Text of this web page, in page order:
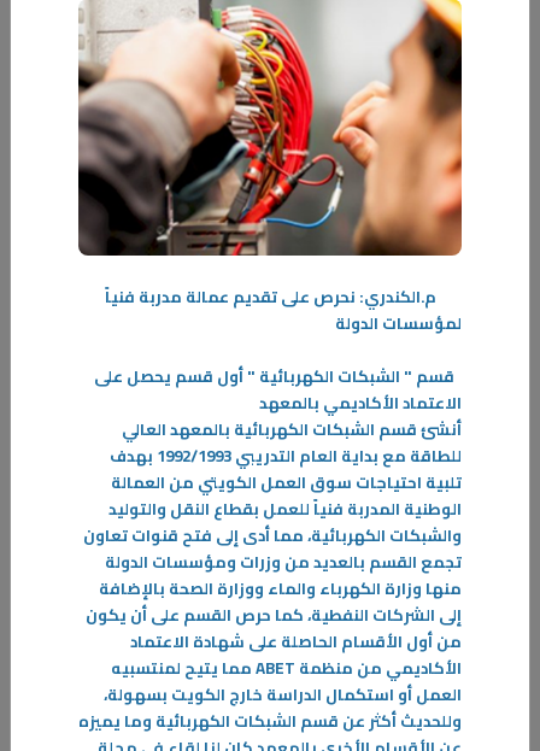
قصــة نجــاح
دائماً ما تسعى دولة الكويت إلى دعم الشباب في شتى المجالات وذلك ترجمةً
لمبادرة صاحب السمو أمير البلاد الراحل الشيخ صباح الأحمد الجابر
م.الكندري: نحرص على تقديم عمالة مدربة فنياً
لمؤسسات الدولة
قسم " الشبكات الكهربائية " أول قسم يحصل على
الاعتماد الأكاديمي بالمعهد
أنشئ قسم الشبكات الكهربائية بالمعهد العالي
للطاقة مع بداية العام التدريبي 1992/1993 بهدف
تلبية احتياجات سوق العمل الكويتي من العمالة
الوطنية المدربة فنياً للعمل بقطاع النقل والتوليد
والشبكات الكهربائية، مما أدى إلى فتح قنوات تعاون
تجمع القسم بالعديد من وزرات ومؤسسات الدولة
منها وزارة الكهرباء والماء ووزارة الصحة بالإضافة
إلى الشركات النفطية، كما حرص القسم على أن يكون
من أول الأقسام الحاصلة على شهادة الاعتماد
الأكاديمي من منظمة
مما يتيح لمنتسبيه
العمل أو استكمال الدراسة خارج الكويت بسهولة،
وللحديث أكثر عن قسم الشبكات الكهربائية وما يميزه